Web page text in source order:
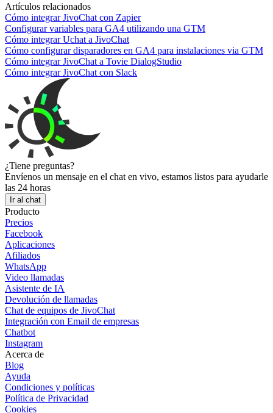
Artículos relacionados
Cómo integrar JivoChat con Zapier
Configurar variables para GA4 utilizando una GTM
Cómo integrar Uchat a JivoChat
Cómo configurar disparadores en GA4 para instalaciones via GTM
Cómo integrar JivoChat a Tovie DialogStudio
Cómo integrar JivoChat con Slack
¿Tiene preguntas?
Envíenos un mensaje en el chat en vivo, estamos listos para ayudarle
las 24 horas
Ir al chat
Producto
Precios
Facebook
Aplicaciones
Afiliados
WhatsApp
Video llamadas
Asistente de IA
Devolución de llamadas
Chat de equipos de JivoChat
Integración con Email de empresas
Chatbot
Instagram
Acerca de
Blog
Ayuda
Condiciones y políticas
Política de Privacidad
Cookies